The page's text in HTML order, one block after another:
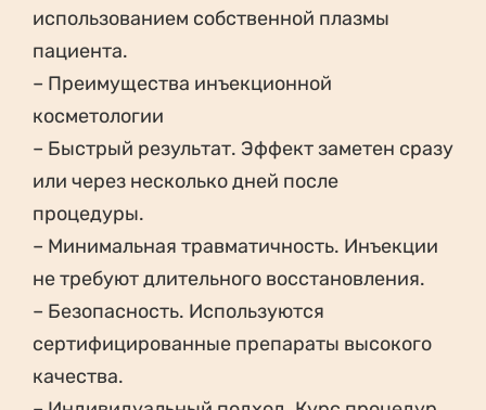
использованием собственной плазмы
пациента.
– Преимущества инъекционной
косметологии
– Быстрый результат. Эффект заметен сразу
или через несколько дней после
процедуры.
– Минимальная травматичность. Инъекции
не требуют длительного восстановления.
– Безопасность. Используются
сертифицированные препараты высокого
качества.